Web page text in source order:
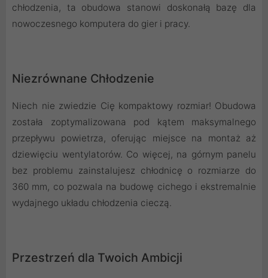
chłodzenia, ta obudowa stanowi doskonałą bazę dla
nowoczesnego komputera do gier i pracy.
Niezrównane Chłodzenie
Niech nie zwiedzie Cię kompaktowy rozmiar! Obudowa
została zoptymalizowana pod kątem maksymalnego
przepływu powietrza, oferując miejsce na montaż aż
dziewięciu wentylatorów. Co więcej, na górnym panelu
bez problemu zainstalujesz chłodnicę o rozmiarze do
360 mm, co pozwala na budowę cichego i ekstremalnie
wydajnego układu chłodzenia cieczą.
Przestrzeń dla Twoich Ambicji